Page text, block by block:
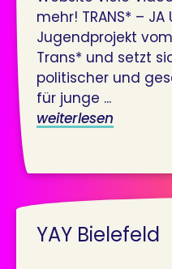
mehr! TRANS* – JA
Jugendprojekt
Trans* und setzt
politischer und
für junge ...
weiterlesen
YAY Bielefeld